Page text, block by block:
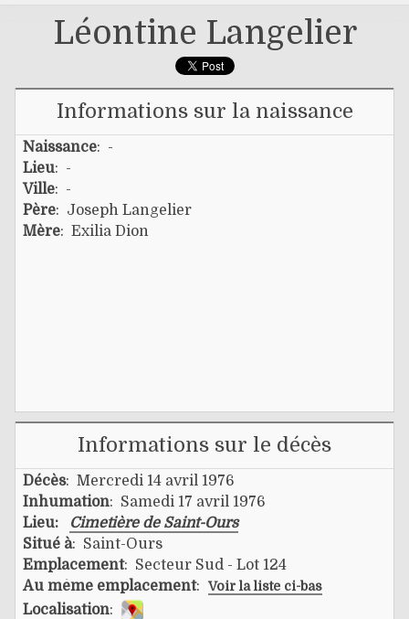
Léontine Langelier
Informations sur la naissance
Naissance: -
Lieu: -
Ville: -
Père: Joseph Langelier
Mère: Exilia Dion
Informations sur le décès
Décès: Mercredi 14 avril 1976
Inhumation: Samedi 17 avril 1976
Lieu:
Cimetière de Saint-Ours
Situé à: Saint-Ours
Emplacement: Secteur Sud - Lot 124
Au même emplacement: Voir la liste ci-bas
Localisation: